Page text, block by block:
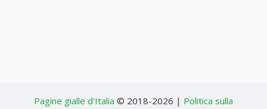
Pagine gialle d'Italia © 2018-2026 | Politica sulla